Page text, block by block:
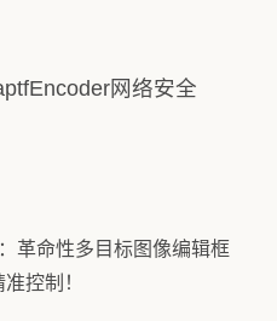
网络安全